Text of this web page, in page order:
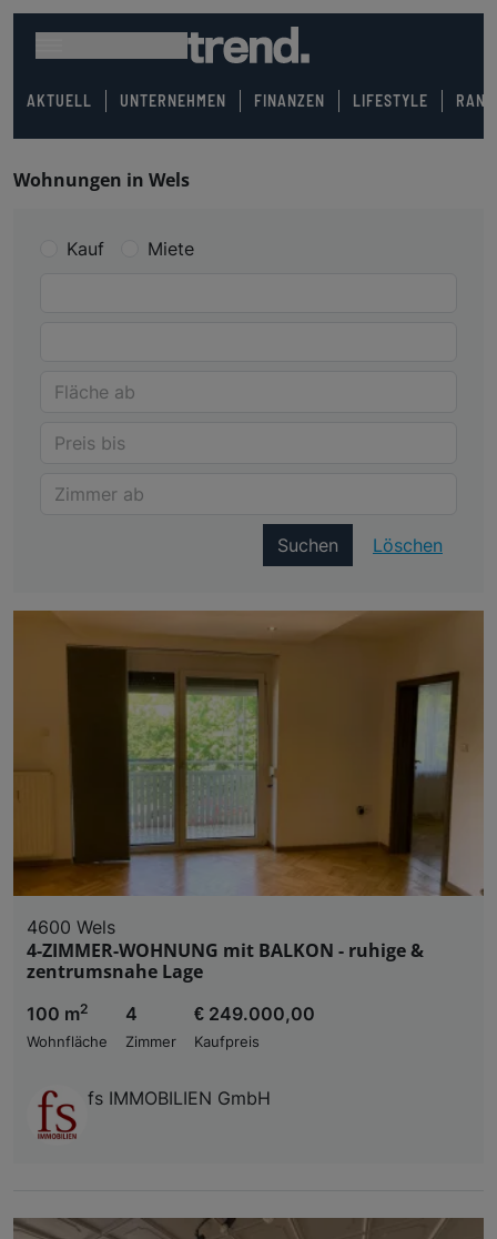
AKTUELL UNTERNEHMEN FINANZEN LIFESTYLE
Wohnungen in Wels
Kauf Miete
Suchen Löschen
4600 Wels
4-ZIMMER-WOHNUNG mit BALKON - ruhige &
zentrumsnahe Lage
100 m2
Wohnfläche
4
Zimmer
€ 249.000,00
Kaufpreis
fs IMMOBILIEN GmbH